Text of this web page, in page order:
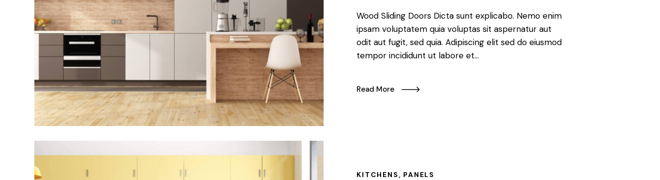
Wood Sliding Doors Dicta sunt explicabo. Nemo enim
ipsam voluptatem quia voluptas sit aspernatur aut
odit aut fugit, sed quia. Adipiscing elit sed do eiusmod
tempor incididunt ut labore et…
Read More
KITCHENS , PANELS